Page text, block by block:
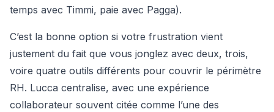
temps avec Timmi, paie avec Pagga).
C’est la bonne option si votre frustration vient
justement du fait que vous jonglez avec deux, trois,
voire quatre outils différents pour couvrir le périmètre
RH. Lucca centralise, avec une expérience
collaborateur souvent citée comme l’une des